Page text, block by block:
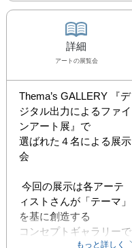
詳細
アート の展覧会
Thema’s GALLERY 『デ
ジタル出力によるファイ
ンアート展』で
選ばれた４名による展示
会
ィストさんが「テーマ」
を基に創造する
コンセプトギャラリーで
もっと詳しく